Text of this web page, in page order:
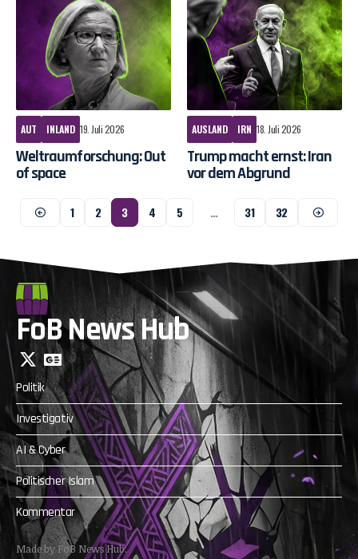
AUT INLAND 19. Juli 2026
Weltraumforschung: Out
of space
AUSLAND IRN 18. Juli 2026
Trump macht ernst: Iran
vor dem Abgrund
1 2 3 4 5 … 31 32
FoB News Hub
Politik
Investigativ
AI & Cyber
Politischer Islam
Kommentar
Made by FoB News Hub.